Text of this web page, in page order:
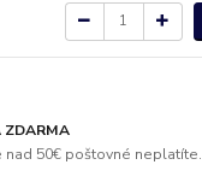
ZDARMA
nad 50€ poštovné neplatíte.